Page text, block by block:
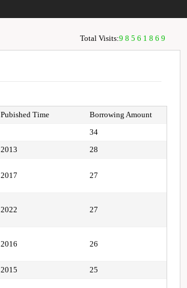
Total Visits:98561869
Pubished Time
Borrowing Amount
34
2013 28
2017 27
2022 27
2016 26
2015 25